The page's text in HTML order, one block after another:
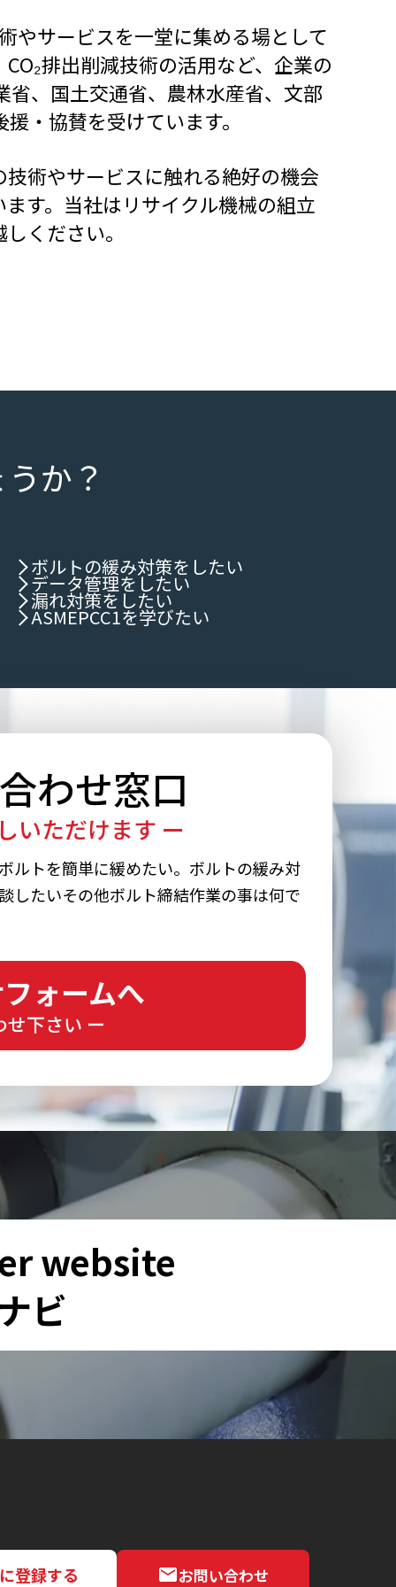
やサービスを一堂に集める場として
排出削減技術の活用など、企業の
省、国土交通省、農林水産省、文部
・協賛を受けています。
術やサービスに触れる絶好の機会
す。当社はリサイクル機械の組立
ください。
か？
ボルトの緩み対策をしたい
データ管理をしたい
漏れ対策をしたい
ASMEPCC1を学びたい
わせ窓口
いただけます ー
ルトを簡単に緩めたい。ボルトの緩み対
したいその他ボルト締結作業の事は何で
ォームへ
せ下さい ー
website
ビ
登録する お問い合わせ